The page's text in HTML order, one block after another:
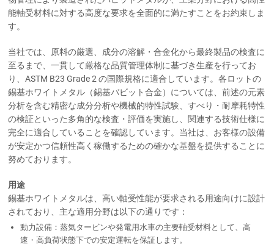
能軸受材料に対する高度な要求を全面的に満たすことをお約束しま
す。
当社では、原料の厳選、成分の溶解・合金化から最終製品の検査に
至るまで、一貫して厳格な品質管理体制に基づき生産を行ってお
り、ASTM B23 Grade 2 の国際規格に適合しています。各ロットの
錫基ホワイトメタル（錫基バビット合金）については、前述の元素
分析を含む精密な成分分析や機械的特性試験、すべり・耐摩耗特性
の検証といった多角的な検査・評価を実施し、関連する技術仕様に
完全に適合していることを確認しています。当社は、お客様の設備
が安定かつ信頼性高く稼働するための確かな基盤を提供することに
努めております。
用途
錫基ホワイトメタルは、高い軸受性能が要求される用途向けに設計
されており、主な適用分野は以下の通りです：
動力設備：蒸気タービンや発電用水車の主要軸受材料として、高
速・高負荷状態下での安定運転を保証します。